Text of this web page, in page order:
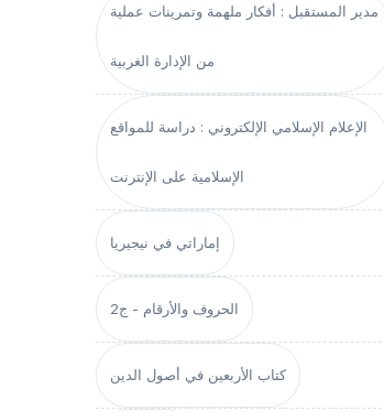
مدير المستقبل : أفكار ملهمة وتمرينات عملية
من الإدارة الغربية
الإعلام الإسلامي الإلكتروني : دراسة للمواقع
الإسلامية على الإنترنت
إماراتي في نيجيريا
الحروف والأرقام - ج2
كتاب الأربعين في أصول الدين